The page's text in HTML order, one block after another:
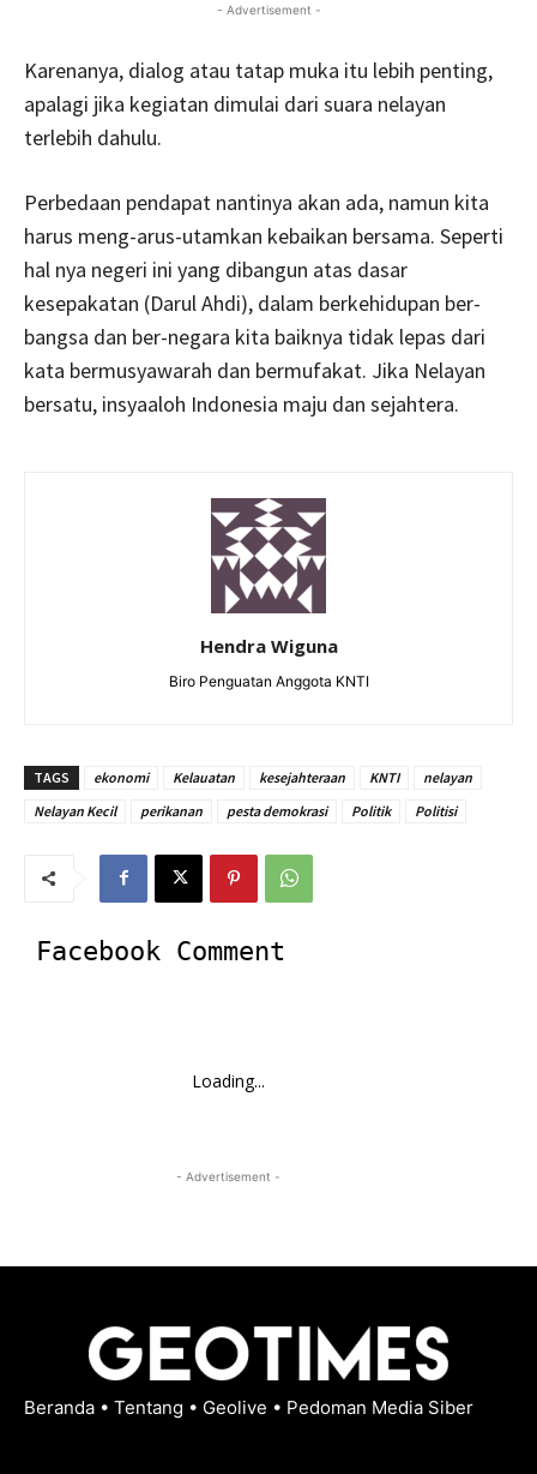
- Advertisement -
Karenanya, dialog atau tatap muka itu lebih penting,
apalagi jika kegiatan dimulai dari suara nelayan
terlebih dahulu.
Perbedaan pendapat nantinya akan ada, namun kita
harus meng-arus-utamkan kebaikan bersama. Seperti
hal nya negeri ini yang dibangun atas dasar
kesepakatan (Darul Ahdi), dalam berkehidupan ber-
bangsa dan ber-negara kita baiknya tidak lepas dari
kata bermusyawarah dan bermufakat. Jika Nelayan
bersatu, insyaaloh Indonesia maju dan sejahtera.
Hendra Wiguna
Biro Penguatan Anggota KNTI
TAGS ekonomi Kelauatan kesejahteraan KNTI
nelayan
Nelayan Kecil
perikanan pesta demokrasi Politik Politisi
Facebook Comment
Loading...
- Advertisement -
Beranda • Tentang • Geolive • Pedoman Media Siber